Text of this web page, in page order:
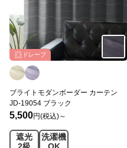
ドレープ
ブライトモダンボーダー カーテン
JD-19054 ブラック
5,500円(税込)～
遮光
洗濯機